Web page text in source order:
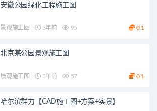
安徽公园绿化工程施工图
景观施工图 3年前 95 0.1
北京某公园景观施工图
景观施工图 3年前 57 0.1
哈尔滨群力【CAD施工图+方案+实景】